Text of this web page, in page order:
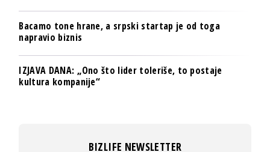
Bacamo tone hrane, a srpski startap je od toga
napravio biznis
IZJAVA DANA: „Ono što lider toleriše, to postaje
kultura kompanije“
BIZLIFE NEWSLETTER